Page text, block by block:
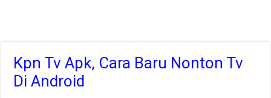
Kpn Tv Apk, Cara Baru Nonton Tv
Di Android